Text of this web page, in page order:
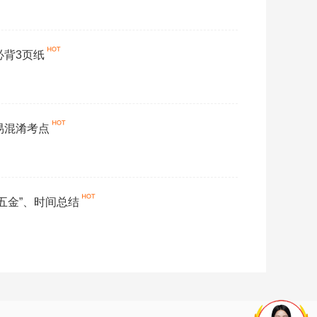
背3页纸
混淆考点
金”、时间总结